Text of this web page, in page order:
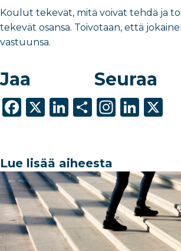
Koulut tekevät, mitä voivat tehdä ja
tekevät osansa. Toivotaan, että
vastuunsa.
Jaa
F
e
b
o
o
k
X
Li
e
dI
n
S
e
Seuraa
In
ra
m
Li
dI
n
Lue lisää aiheesta